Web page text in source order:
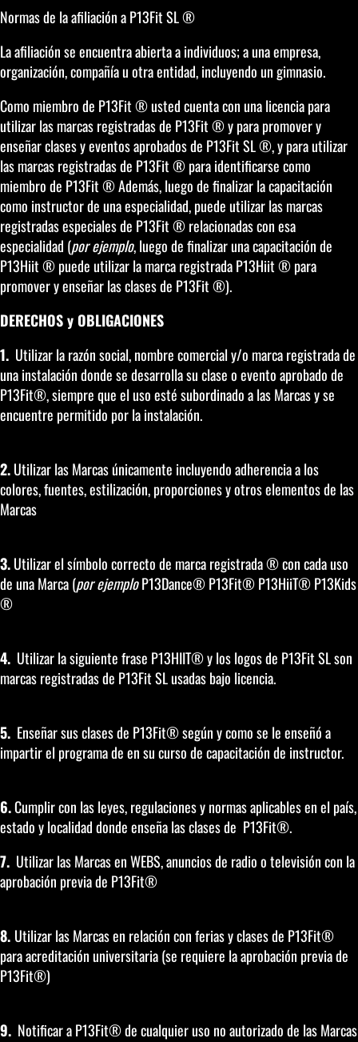
Normas de la afiliación a P13Fit SL ®
La afiliación se encuentra abierta a individuos; a una empresa,
organización, compañía u otra entidad, incluyendo un gimnasio.
Como miembro de P13Fit ® usted cuenta con una licencia para
utilizar las marcas registradas de P13Fit ® y para promover y
enseñar clases y eventos aprobados de P13Fit SL ®, y para utilizar
las marcas registradas de P13Fit ® para identificarse como
miembro de P13Fit ® Además, luego de finalizar la capacitación
como instructor de una especialidad, puede utilizar las marcas
registradas especiales de P13Fit ® relacionadas con esa
especialidad (por ejemplo, luego de finalizar una capacitación de
P13Hiit ® puede utilizar la marca registrada P13Hiit ® para
promover y enseñar las clases de P13Fit ®).
DERECHOS y OBLIGACIONES
1. Utilizar la razón social, nombre comercial y/o marca registrada de
una instalación donde se desarrolla su clase o evento aprobado de
P13Fit®, siempre que el uso esté subordinado a las Marcas y se
encuentre permitido por la instalación.
2.Utilizar las Marcas únicamente incluyendo adherencia a los
colores, fuentes, estilización, proporciones y otros elementos de las
Marcas
3.Utilizar el símbolo correcto de marca registrada ® con cada uso
de una Marca (por ejemploP13Dance® P13Fit® P13HiiT® P13Kids
®
4. Utilizar la siguiente frase P13HIIT® y los logos de P13Fit SL son
marcas registradas de P13Fit SL usadas bajo licencia.
5. Enseñar sus clases de P13Fit® según y como se le enseñó a
impartir el programa de en su curso de capacitación de instructor.
6.Cumplir con las leyes, regulaciones y normas aplicables en el país,
estado y localidad donde enseña las clases de P13Fit®.
7. Utilizar las Marcas en WEBS, anuncios de radio o televisión con la
aprobación previa de P13Fit®
8. Utilizar las Marcas en relación con ferias y clases de P13Fit®
para acreditación universitaria (se requiere la aprobación previa de
P13Fit®)
9. Notificar a P13Fit® de cualquier uso no autorizado de las Marcas